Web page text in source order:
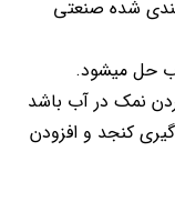
شده صنعتی
حل میشود.
نمک در آب باشد
کنجد و افزودن